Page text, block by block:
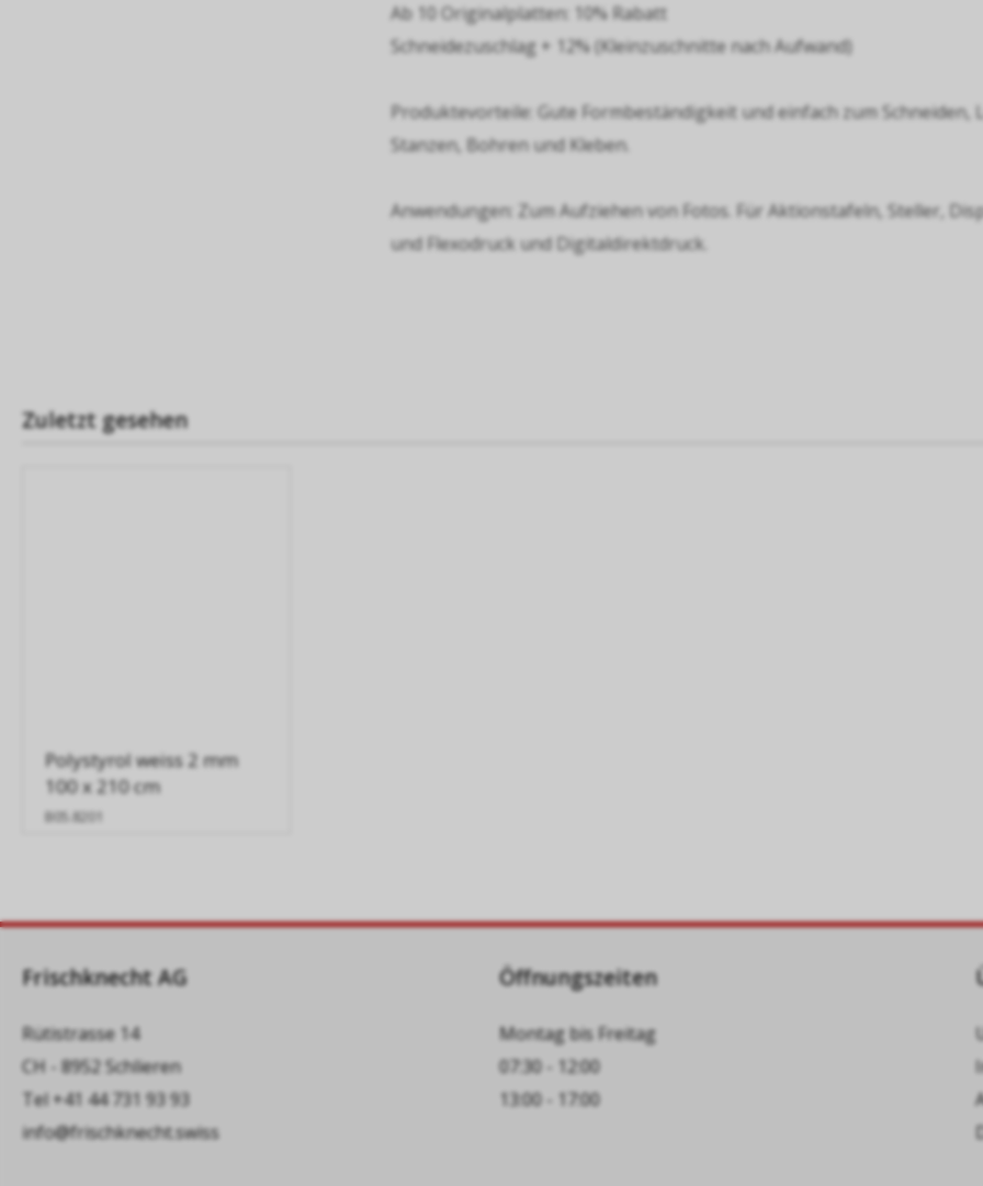
Ab 10 Originalplatten: 10% Rabatt
Schneidezuschlag + 12% (Kleinzuschnitte nach Aufwand)
Produktevorteile: Gute Formbeständigkeit und einfach zum Schneiden,
Stanzen, Bohren und Kleben.
Anwendungen: Zum Aufziehen von Fotos. Für Aktionstafeln, Steller,
und Flexodruck und Digitaldirektdruck.
Zuletzt gesehen
Polystyrol weiss 2 mm
100 x 210 cm
B05.8201
Frischknecht AG
Rütistrasse 14
CH - 8952 Schlieren
Tel +41 44 731 93 93
info@frischknecht.swiss
Öffnungszeiten
Montag bis Freitag
07:30 - 12:00
13:00 - 17:00